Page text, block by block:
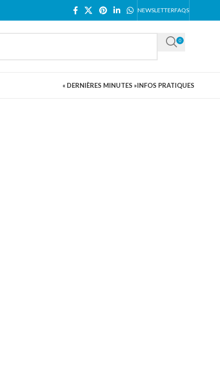
NEWSLETTERFAQS
0
« DERNIÈRES MINUTES »INFOS PRATIQUES